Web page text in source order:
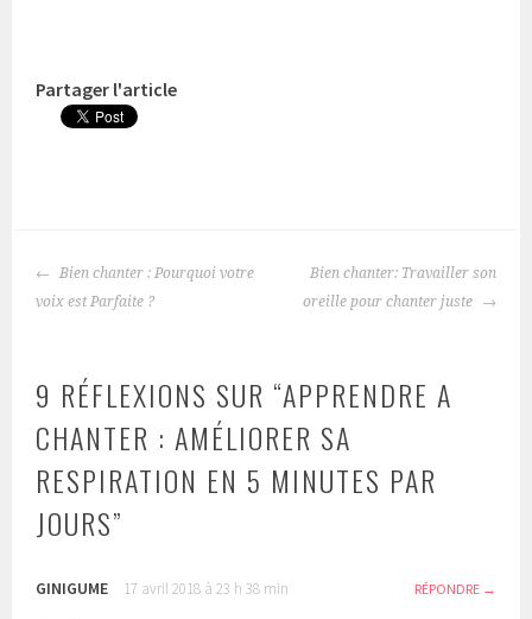
Partager l'article
NAVIGATION
DES
Bien chanter : Pourquoi votre
voix est Parfaite ?
Bien chanter: Travailler son
oreille pour chanter juste
9 RÉFLEXIONS SUR “APPRENDRE A
CHANTER : AMÉLIORER SA
RESPIRATION EN 5 MINUTES PAR
JOURS”
GINIGUME 17 avril 2018 à 23 h 38 min RÉPONDRE